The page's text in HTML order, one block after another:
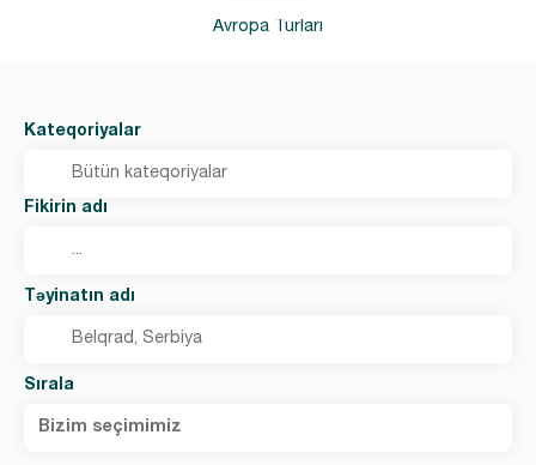
Avropa Turları
Kateqoriyalar
Fikirin adı
Təyinatın adı
Sırala
Bizim seçimimiz